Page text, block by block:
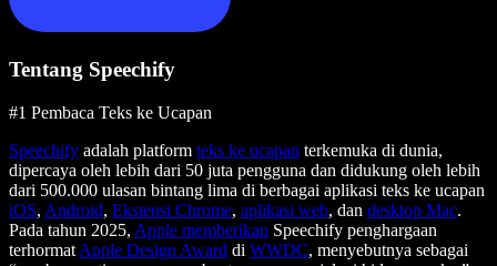
Tentang Speechify
#1 Pembaca Teks ke Ucapan
Speechify adalah platform teks ke ucapan terkemuka di dunia,
dipercaya oleh lebih dari 50 juta pengguna dan didukung oleh lebih
dari 500.000 ulasan bintang lima di berbagai aplikasi teks ke ucapan
iOS, Android, Ekstensi Chrome, aplikasi web, dan desktop Mac.
Pada tahun 2025, Apple memberikan Speechify penghargaan
terhormat Apple Design Award di WWDC, menyebutnya sebagai